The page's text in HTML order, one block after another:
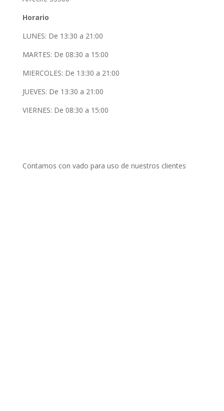
Horario
LUNES: De 13:30 a 21:00
MARTES: De 08:30 a 15:00
MIERCOLES: De 13:30 a 21:00
JUEVES: De 13:30 a 21:00
VIERNES: De 08:30 a 15:00
Contamos con vado para uso de nuestros clientes